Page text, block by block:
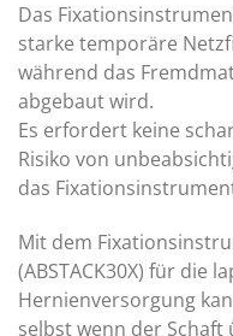
Das
starke temporäre
während das
abgebaut wird.
Es erfordert keine
Risiko von
das
Mit dem
(ABSTACK30X) für die
Hernienversorgung
selbst wenn der Schaft